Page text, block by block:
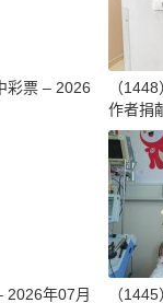
彩票 – 2026
（
作者捐
2026年07月
（